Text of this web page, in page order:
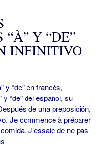
“À” Y “DE”
INFINITIVO
“de” en francés,
“de” del español, su
de una preposición,
Je commence à préparer
J’essaie de ne pas